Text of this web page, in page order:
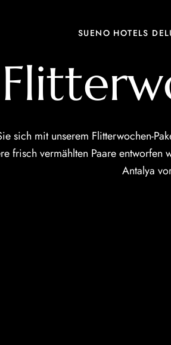
SUENO HOTELS
sich mit unserem Flitterwochen-
frisch vermählten Paare entworfen
Antalya